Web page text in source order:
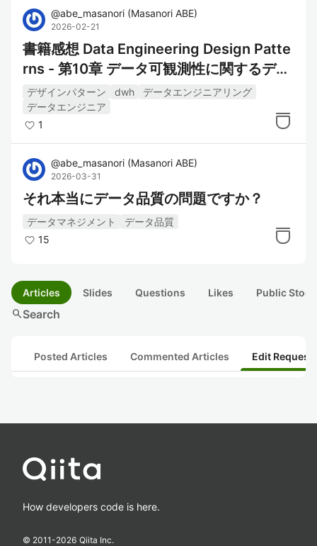
@abe_masanori (Masanori ABE)
2026-02-21
書籍感想 Data Engineering Design Patte
rns - 第10章 データ可観測性に関するデザ
インパターン
デザインパターン dwh
データエンジニアリング
データエンジニア
1
@abe_masanori (Masanori ABE)
2026-03-31
それ本当にデータ品質の問題ですか？
データマネジメント
データ品質
15
Articles Slides Questions Likes Public
searchSearch
Posted Articles Commented Articles Edit
How developers code is here.
© 2011-2026 Qiita Inc.